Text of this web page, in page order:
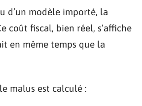
d’un modèle importé, la
coût fiscal, bien réel, s’affiche
en même temps que la
malus est calculé :